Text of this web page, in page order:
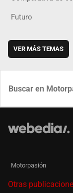
Futuro
VER MÁS TEMAS
Motorpasión
Otras